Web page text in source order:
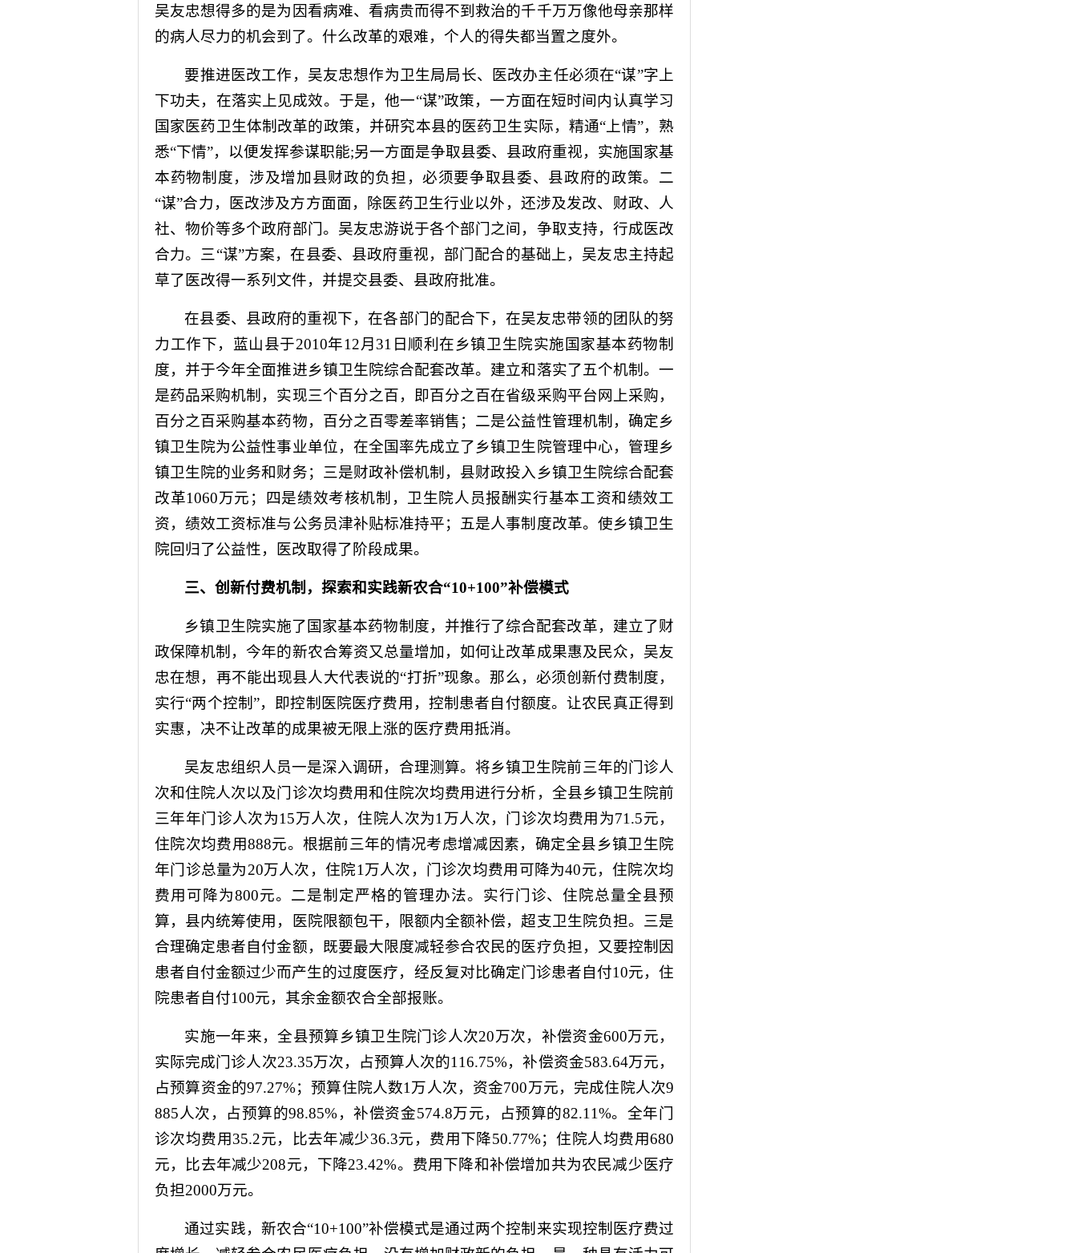
吴友忠想得多的是为因看病难、看病贵而得不到救治的千千万万像他母亲那样
的病人尽力的机会到了。什么改革的艰难，个人的得失都当置之度外。
要推进医改工作，吴友忠想作为卫生局局长、医改办主任必须在“谋”字上
下功夫，在落实上见成效。于是，他一“谋”政策，一方面在短时间内认真学习
国家医药卫生体制改革的政策，并研究本县的医药卫生实际，精通“上情”，熟
悉“下情”，以便发挥参谋职能;另一方面是争取县委、县政府重视，实施国家基
本药物制度，涉及增加县财政的负担，必须要争取县委、县政府的政策。二
“谋”合力，医改涉及方方面面，除医药卫生行业以外，还涉及发改、财政、人
社、物价等多个政府部门。吴友忠游说于各个部门之间，争取支持，行成医改
合力。三“谋”方案，在县委、县政府重视，部门配合的基础上，吴友忠主持起
草了医改得一系列文件，并提交县委、县政府批准。
在县委、县政府的重视下，在各部门的配合下，在吴友忠带领的团队的努
力工作下，蓝山县于2010年12月 31 日顺利在乡镇卫生院实施国家基本药物制
度，并于今年全面推进乡镇卫生院综合配套改革。建立和落实了五个机制。一
是药品采购机制，实现三个百分之百，即百分之百在省级采购平台网上采购，
百分之百采购基本药物，百分之百零差率销售；二是公益性管理机制，确定乡
镇卫生院为公益性事业单位，在全国率先成立了乡镇卫生院管理中心，管理乡
镇卫生院的业务和财务；三是财政补偿机制，县财政投入乡镇卫生院综合配套
改革1060万元；四是绩效考核机制，卫生院人员报酬实行基本工资和绩效工
资，绩效工资标准与公务员津补贴标准持平；五是人事制度改革。使乡镇卫生
院回归了公益性，医改取得了阶段成果。
三、创新付费机制，探索和实践新农合“10+100”补偿模式
乡镇卫生院实施了国家基本药物制度，并推行了综合配套改革，建立了财
政保障机制，今年的新农合筹资又总量增加，如何让改革成果惠及民众，吴友
忠在想，再不能出现县人大代表说的“打折”现象。那么，必须创新付费制度，
实行“两个控制”，即控制医院医疗费用，控制患者自付额度。让农民真正得到
实惠，决不让改革的成果被无限上涨的医疗费用抵消。
吴友忠组织人员一是深入调研，合理测算。将乡镇卫生院前三年的门诊人
次和住院人次以及门诊次均费用和住院次均费用进行分析，全县乡镇卫生院前
三年年门诊人次为15万人次，住院人次为1 万人次，门诊次均费用为71.5元，
住院次均费用888元。根据前三年的情况考虑增减因素，确定全县乡镇卫生院
年门诊总量为20万人次，住院1 万人次，门诊次均费用可降为40元，住院次均
费用可降为800元。二是制定严格的管理办法。实行门诊、住院总量全县预
算，县内统筹使用，医院限额包干，限额内全额补偿，超支卫生院负担。三是
合理确定患者自付金额，既要最大限度减轻参合农民的医疗负担，又要控制因
患者自付金额过少而产生的过度医疗，经反复对比确定门诊患者自付10元，住
院患者自付100元，其余金额农合全部报账。
实施一年来，全县预算乡镇卫生院门诊人次20万次，补偿资金600万元，
实际完成门诊人次23.35万次，占预算人次的116.75%，补偿资金583.64万元，
占预算资金的97.27%；预算住院人数1 万人次，资金700万元，完成住院人次9
885人次，占预算的98.85%，补偿资金574.8万元，占预算的82.11%。全年门
诊次均费用35.2元，比去年减少36.3元，费用下降50.77%；住院人均费用680
元，比去年减少208元，下降23.42%。费用下降和补偿增加共为农民减少医疗
负担2000万元。
通过实践，新农合“10+100”补偿模式是通过两个控制来实现控制医疗费过